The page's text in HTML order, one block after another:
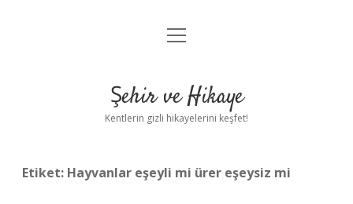
Anasayfa
Yasal Uyarı
menüyü
Şehir ve Hikaye
Kentlerin gizli hikayelerini keşfet!
Etiket: Hayvanlar eşeyli mi ürer eşeysiz mi